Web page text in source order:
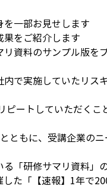
を一部お見せします
果をご紹介します
資料のサンプル版を
で実施していたリス
ピートしていただく
ともに、受講企業の
「研修サマリ資料」
た「【速報】1年で